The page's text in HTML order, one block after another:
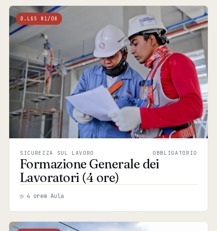
D.LGS 81/08
SICUREZZA SUL LAVORO OBBLIGATORIO
Formazione Generale dei
Lavoratori (4 ore)
◷ 4 ore⊞ Aula